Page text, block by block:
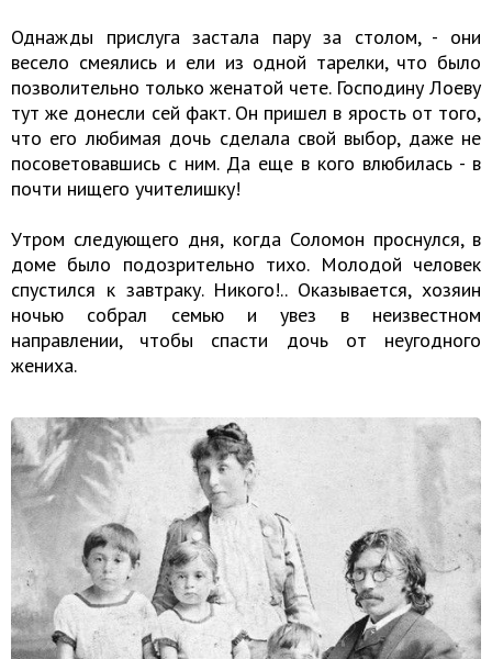
Однажды прислуга застала пару за столом, - они
весело смеялись и ели из одной тарелки, что было
позволительно только женатой чете. Господину Лоеву
тут же донесли сей факт. Он пришел в ярость от того,
что его любимая дочь сделала свой выбор, даже не
посоветовавшись с ним. Да еще в кого влюбилась - в
почти нищего учителишку!
Утром следующего дня, когда Соломон проснулся, в
доме было подозрительно тихо. Молодой человек
спустился к завтраку. Никого!.. Оказывается, хозяин
ночью собрал семью и увез в неизвестном
направлении, чтобы спасти дочь от неугодного
жениха.